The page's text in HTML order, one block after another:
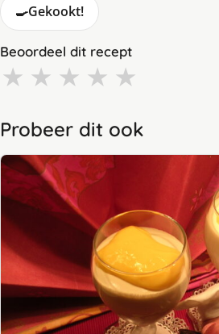
🍳Gekookt!
Beoordeel dit recept
★ ★ ★ ★ ★
Probeer dit ook